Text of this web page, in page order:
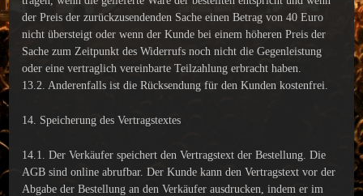
der Preis der zurückzusendenden Sache einen Betrag von 40 Euro
nicht übersteigt oder wenn der Kunde bei einem höheren Preis der
Sache zum Zeitpunkt des Widerrufs noch nicht die Gegenleistung
oder eine vertraglich vereinbarte Teilzahlung erbracht haben.
13.2. Anderenfalls ist die Rücksendung für den Kunden kostenfrei.
14. Speicherung des Vertragstextes
14.1. Der Verkäufer speichert den Vertragstext der Bestellung. Die
AGB sind online abrufbar. Der Kunde kann den Vertragstext vor der
Abgabe der Bestellung an den Verkäufer ausdrucken, indem er im